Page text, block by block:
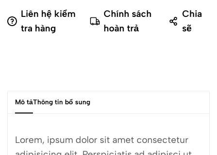
Liên hệ kiểm
tra hàng
Chính sách
hoàn trả
Chia
sẽ
Mô tảThông tin bổ sung
Lorem, ipsum dolor sit amet consectetur